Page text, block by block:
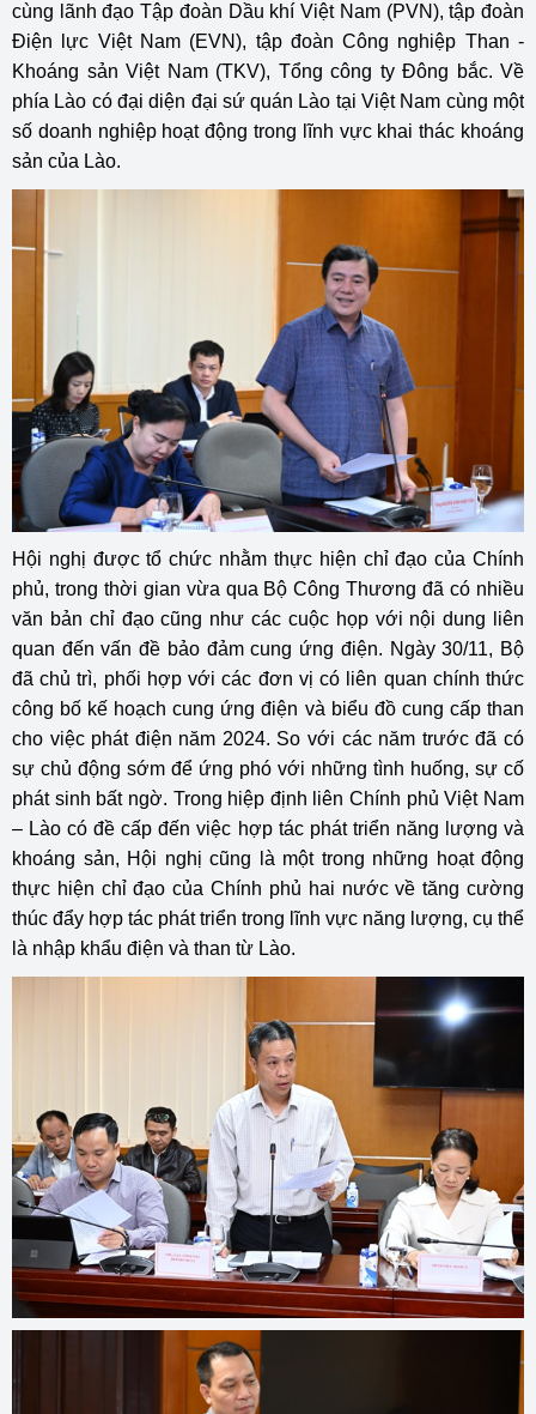
cùng lãnh đạo Tập đoàn Dầu khí Việt Nam (PVN), tập đoàn
Điện lực Việt Nam (EVN), tập đoàn Công nghiệp Than -
Khoáng sản Việt Nam (TKV), Tổng công ty Đông bắc. Về
phía Lào có đại diện đại sứ quán Lào tại Việt Nam cùng một
số doanh nghiệp hoạt động trong lĩnh vực khai thác khoáng
sản của Lào.
Hội nghị được tổ chức nhằm thực hiện chỉ đạo của Chính
phủ, trong thời gian vừa qua Bộ Công Thương đã có nhiều
văn bản chỉ đạo cũng như các cuộc họp với nội dung liên
quan đến vấn đề bảo đảm cung ứng điện. Ngày 30/11, Bộ
đã chủ trì, phối hợp với các đơn vị có liên quan chính thức
công bố kế hoạch cung ứng điện và biểu đồ cung cấp than
cho việc phát điện năm 2024. So với các năm trước đã có
sự chủ động sớm để ứng phó với những tình huống, sự cố
phát sinh bất ngờ. Trong hiệp định liên Chính phủ Việt Nam
– Lào có đề cấp đến việc hợp tác phát triển năng lượng và
khoáng sản, Hội nghị cũng là một trong những hoạt động
thực hiện chỉ đạo của Chính phủ hai nước về tăng cường
thúc đẩy hợp tác phát triển trong lĩnh vực năng lượng, cụ thể
là nhập khẩu điện và than từ Lào.